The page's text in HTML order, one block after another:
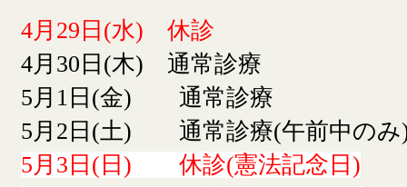
4月29日(水) 休診
4月30日(木) 通常診療
5月1日(金) 通常診療
5月2日(土) 通常診療(午前中のみ
5月3日(日) 休診(憲法記念日)